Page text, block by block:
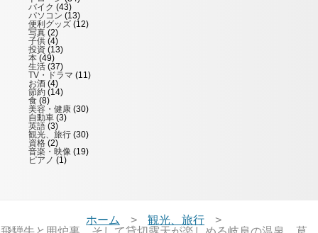
バイク (43)
パソコン (13)
便利グッズ (12)
写真 (2)
子供 (4)
投資 (13)
本 (49)
生活 (37)
TV・ドラマ (11)
お酒 (4)
節約 (14)
食 (8)
美容・健康 (30)
自動車 (3)
英語 (3)
観光、旅行 (30)
資格 (2)
音楽・映像 (19)
ピアノ (1)
ホーム
観光、旅行